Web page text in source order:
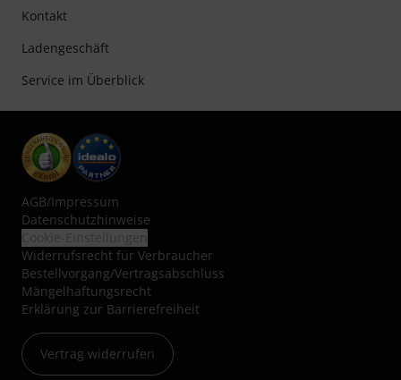
Kontakt
Ladengeschäft
Service im Überblick
AGB/Impressum
Datenschutzhinweise
Widerrufsrecht für Verbraucher
Bestellvorgang/Vertragsabschluss
Mängelhaftungsrecht
Erklärung zur Barrierefreiheit
Vertrag widerrufen